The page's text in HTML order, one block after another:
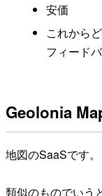
安価
これから
フィード
Geolonia
地図のSaaSです。
類似のものでいう